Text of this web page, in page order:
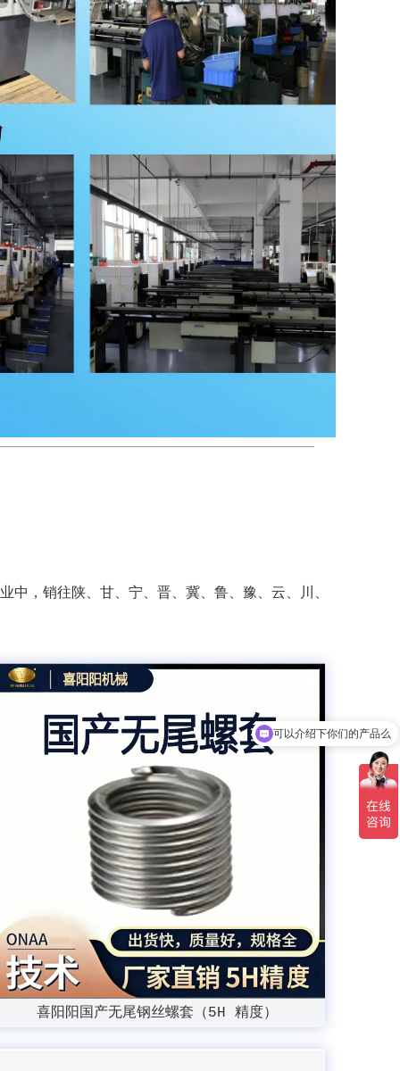
，销往陕、甘、宁、晋、冀、鲁、豫、云、川、
喜阳阳国产无尾钢丝螺套（5H 精度）
可以介绍下你们的产品么